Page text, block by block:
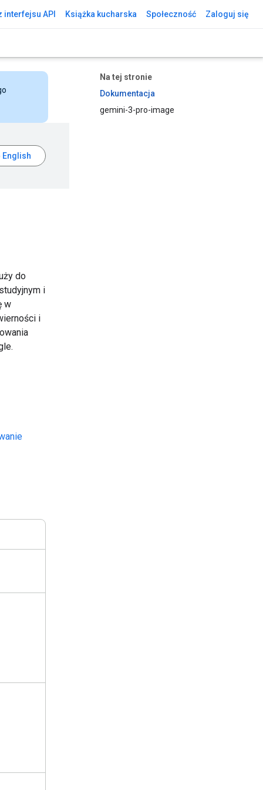
interfejsu API Książka kucharska Społeczność Zaloguj się
Na tej stronie
Dokumentacja
gemini-3-pro-image
do
i
w
i